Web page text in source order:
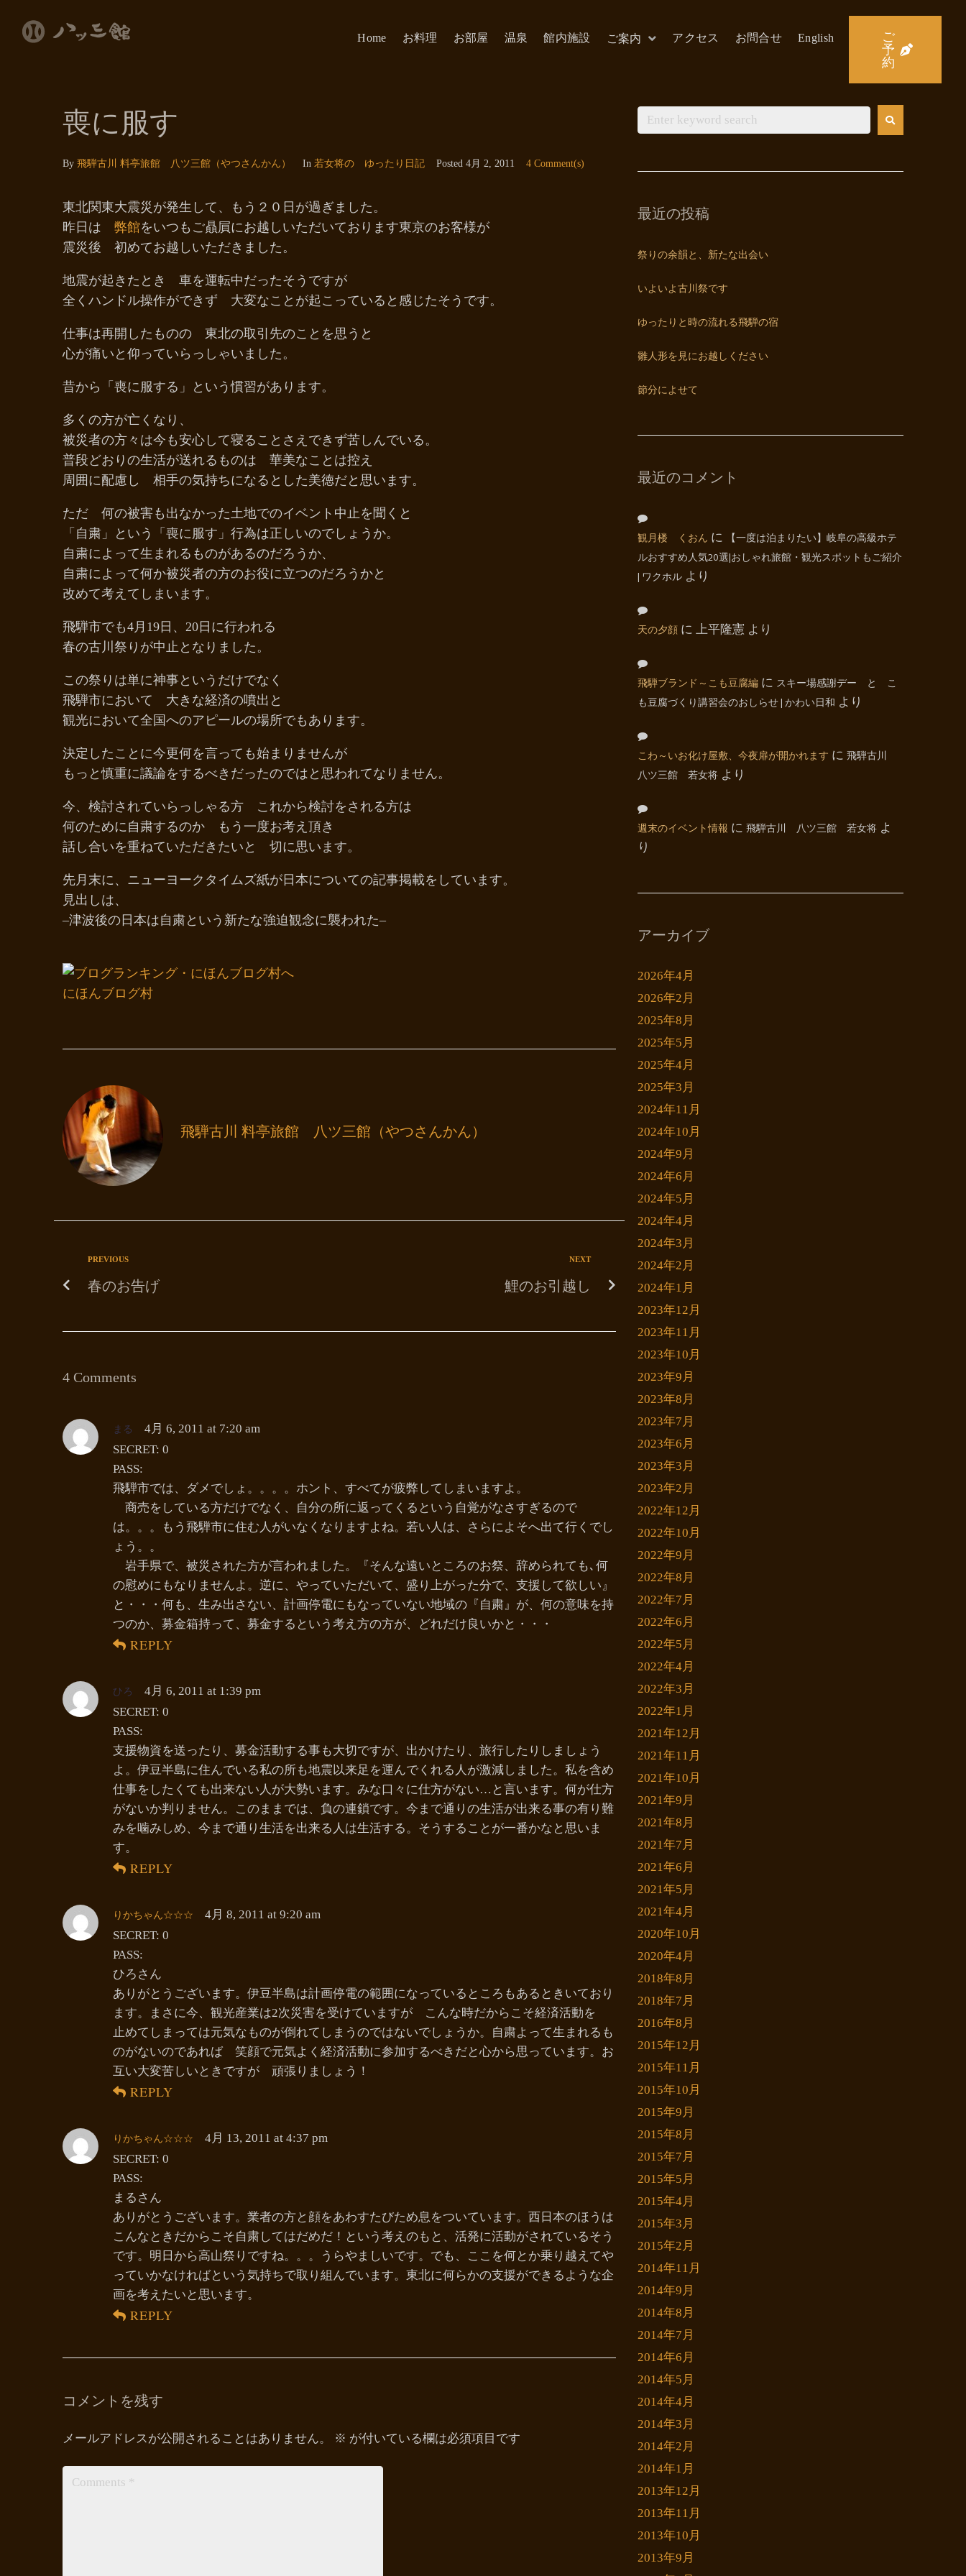
Home お料理 お部屋 温泉 館内施設 ご案内 アクセス お問合せ English
ご
予
約
喪に服す
By 飛騨古川 料亭旅館 八ツ三館（やつさんかん） In 若女将の ゆったり日記 Posted 4月 2, 2011 4 Comment(s)
東北関東大震災が発生して、もう２０日が過ぎました。
昨日は 弊館をいつもご贔屓にお越しいただいております東京のお客様が
震災後 初めてお越しいただきました。
地震が起きたとき 車を運転中だったそうですが
全くハンドル操作ができず 大変なことが起こっていると感じたそうです。
仕事は再開したものの 東北の取引先のことを思うと
心が痛いと仰っていらっしゃいました。
昔から「喪に服する」という慣習があります。
多くの方が亡くなり、
被災者の方々は今も安心して寝ることさえできず苦しんでいる。
普段どおりの生活が送れるものは 華美なことは控え
周囲に配慮し 相手の気持ちになるとした美徳だと思います。
ただ 何の被害も出なかった土地でのイベント中止を聞くと
「自粛」という「喪に服す」行為は正しいのでしょうか。
自粛によって生まれるものがあるのだろうか、
自粛によって何か被災者の方のお役に立つのだろうかと
改めて考えてしまいます。
飛騨市でも4月19日、20日に行われる
春の古川祭りが中止となりました。
この祭りは単に神事というだけでなく
飛騨市において 大きな経済の噴出と
観光において全国へのアピールの場所でもあります。
決定したことに今更何を言っても始まりませんが
もっと慎重に議論をするべきだったのではと思われてなりません。
今、検討されていらっしゃる方 これから検討をされる方は
何のために自粛するのか もう一度お考え頂き
話し合いを重ねていただきたいと 切に思います。
先月末に、ニューヨークタイムズ紙が日本についての記事掲載をしています。
見出しは、
–津波後の日本は自粛という新たな強迫観念に襲われた–
にほんブログ村
飛騨古川 料亭旅館 八ツ三館（やつさんかん）
PREVIOUS
春のお告げ
NEXT
鯉のお引越し
4 Comments
まる
4月 6, 2011 at 7:20 am
SECRET: 0
PASS:
飛騨市では、ダメでしょ。。。。ホント、すべてが疲弊してしまいますよ。
商売をしている方だけでなく、自分の所に返ってくるという自覚がなさすぎるので
は。。。もう飛騨市に住む人がいなくなりますよね。若い人は、さらによそへ出て行くでし
ょう。。
岩手県で、被災された方が言われました。『そんな遠いところのお祭、辞められても､何
の慰めにもなりませんよ。逆に、やっていただいて、盛り上がった分で、支援して欲しい』
と・・・何も、生み出さない、計画停電にもなっていない地域の『自粛』が、何の意味を持
つのか、募金箱持って、募金するという考え方の方が、どれだけ良いかと・・・
REPLY
ひろ
4月 6, 2011 at 1:39 pm
SECRET: 0
PASS:
支援物資を送ったり、募金活動する事も大切ですが、出かけたり、旅行したりしましょう
よ。伊豆半島に住んでいる私の所も地震以来足を運んでくれる人が激減しました。私を含め
仕事をしたくても出来ない人が大勢います。みな口々に仕方がない…と言います。何が仕方
がないか判りません。このままでは、負の連鎖です。今まで通りの生活が出来る事の有り難
みを噛みしめ、今まで通り生活を出来る人は生活する。そうすることが一番かなと思いま
す。
REPLY
りかちゃん☆☆☆
4月 8, 2011 at 9:20 am
SECRET: 0
PASS:
ひろさん
ありがとうございます。伊豆半島は計画停電の範囲になっているところもあるときいており
ます。まさに今、観光産業は2次災害を受けていますが こんな時だからこそ経済活動を
止めてしまっては元気なものが倒れてしまうのではないでしょうか。自粛よって生まれるも
のがないのであれば 笑顔で元気よく経済活動に参加するべきだと心から思っています。お
互い大変苦しいときですが 頑張りましょう！
REPLY
りかちゃん☆☆☆
4月 13, 2011 at 4:37 pm
SECRET: 0
PASS:
まるさん
ありがとうございます。業者の方と顔をあわすたびため息をついています。西日本のほうは
こんなときだからこそ自粛してはだめだ！という考えのもと、活発に活動がされているそう
です。明日から高山祭りですね。。。うらやましいです。でも、ここを何とか乗り越えてや
っていかなければという気持ちで取り組んでいます。東北に何らかの支援ができるような企
画を考えたいと思います。
REPLY
コメントを残す
メールアドレスが公開されることはありません。 ※ が付いている欄は必須項目です
最近の投稿
祭りの余韻と、新たな出会い
いよいよ古川祭です
ゆったりと時の流れる飛騨の宿
雛人形を見にお越しください
節分によせて
最近のコメント
観月楼 くおん に
【一度は泊まりたい】岐阜の高級ホテ
ルおすすめ人気20選|おしゃれ旅館・観光スポットもご紹介
| ワクホル より
天の夕顔 に 上平隆憲 より
飛騨ブランド～こも豆腐編 に スキー場感謝デー と こ
も豆腐づくり講習会のおしらせ | かわい日和 より
こわ～いお化け屋敷、今夜扉が開かれます に 飛騨古川
八ツ三館 若女将 より
週末のイベント情報 に 飛騨古川 八ツ三館 若女将 よ
り
アーカイブ
2026年4月
2026年2月
2025年8月
2025年5月
2025年4月
2025年3月
2024年11月
2024年10月
2024年9月
2024年6月
2024年5月
2024年4月
2024年3月
2024年2月
2024年1月
2023年12月
2023年11月
2023年10月
2023年9月
2023年8月
2023年7月
2023年6月
2023年3月
2023年2月
2022年12月
2022年10月
2022年9月
2022年8月
2022年7月
2022年6月
2022年5月
2022年4月
2022年3月
2022年1月
2021年12月
2021年11月
2021年10月
2021年9月
2021年8月
2021年7月
2021年6月
2021年5月
2021年4月
2020年10月
2020年4月
2018年8月
2018年7月
2016年8月
2015年12月
2015年11月
2015年10月
2015年9月
2015年8月
2015年7月
2015年5月
2015年4月
2015年3月
2015年2月
2014年11月
2014年9月
2014年8月
2014年7月
2014年6月
2014年5月
2014年4月
2014年3月
2014年2月
2014年1月
2013年12月
2013年11月
2013年10月
2013年9月